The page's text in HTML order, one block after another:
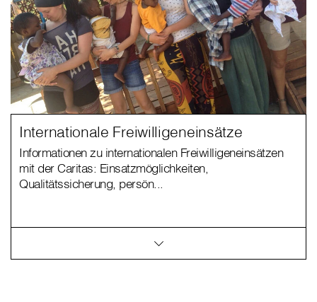
Internationale Freiwilligeneinsätze
Informationen zu internationalen Freiwilligeneinsätzen
mit der Caritas: Einsatzmöglichkeiten,
Qualitätssicherung, persön...